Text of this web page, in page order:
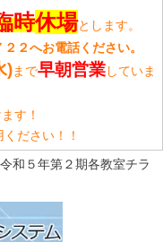
時休場とします。
２へお電話ください。
)まで早朝営業していま
す！
ださい！！
令和５年第２期各教室チラ